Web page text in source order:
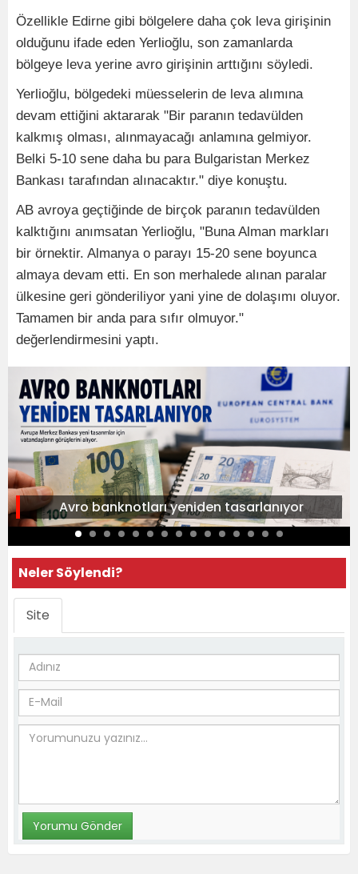
Özellikle Edirne gibi bölgelere daha çok leva girişinin
olduğunu ifade eden Yerlioğlu, son zamanlarda
bölgeye leva yerine avro girişinin arttığını söyledi.
Yerlioğlu, bölgedeki müesselerin de leva alımına
devam ettiğini aktararak "Bir paranın tedavülden
kalkmış olması, alınmayacağı anlamına gelmiyor.
Belki 5-10 sene daha bu para Bulgaristan Merkez
Bankası tarafından alınacaktır." diye konuştu.
AB avroya geçtiğinde de birçok paranın tedavülden
kalktığını anımsatan Yerlioğlu, "Buna Alman markları
bir örnektir. Almanya o parayı 15-20 sene boyunca
almaya devam etti. En son merhalede alınan paralar
ülkesine geri gönderiliyor yani yine de dolaşımı oluyor.
Tamamen bir anda para sıfır olmuyor."
değerlendirmesini yaptı.
Avro banknotları yeniden tasarlanıyor
Neler Söylendi?
Site